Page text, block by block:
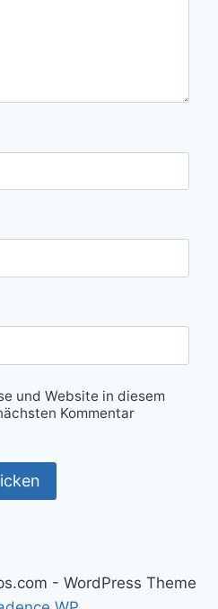
und Website in diesem
Kommentar
- WordPress Theme